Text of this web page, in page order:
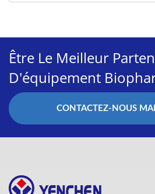
Être Le Meilleur
D'équipement
CONTACTEZ-NOUS